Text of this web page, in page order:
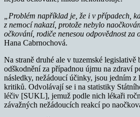
„Problém například je, že i v případech,
z nemocí nakazí, protože nebylo
očkování, rodiče nenesou odpovědnost za
Hana Cabrnochová.
Na straně druhé ale v tuzemské legislativě
odškodnění za případnou újmu na zdraví
následky, nežádoucí účinky, jsou jedním z
kritiků. Odvolávají se i na statistiky
léčiv [SUKL], jemuž podle nich lékaři
závažných nežádoucích reakcí po